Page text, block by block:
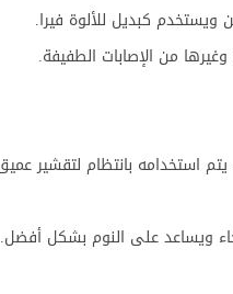
كبديل للألوة فيرا.
من الإصابات الطفيفة.
استخدامه بانتظام لتقشير
ويساعد على النوم بشكل أفضل.